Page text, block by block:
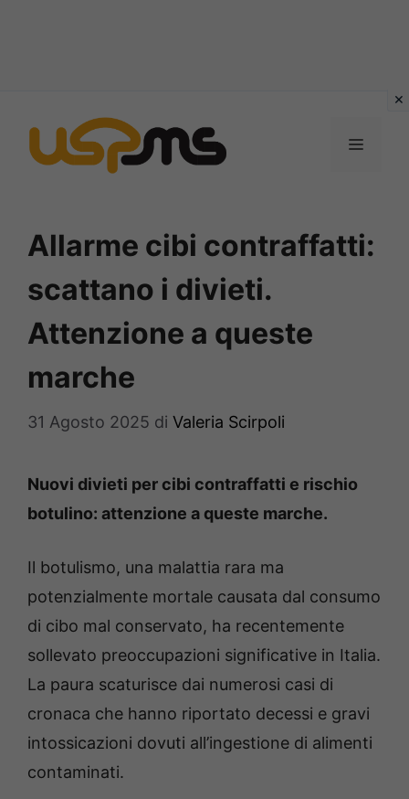
contenuto
MENU
Allarme cibi contraffatti:
scattano i divieti.
Attenzione a queste
marche
31 Agosto 2025 di Valeria Scirpoli
Nuovi divieti per cibi contraffatti e rischio
botulino: attenzione a queste marche.
Il botulismo, una malattia rara ma
potenzialmente mortale causata dal consumo
di cibo mal conservato, ha recentemente
sollevato preoccupazioni significative in Italia.
La paura scaturisce dai numerosi casi di
cronaca che hanno riportato decessi e gravi
intossicazioni dovuti all’ingestione di alimenti
contaminati.